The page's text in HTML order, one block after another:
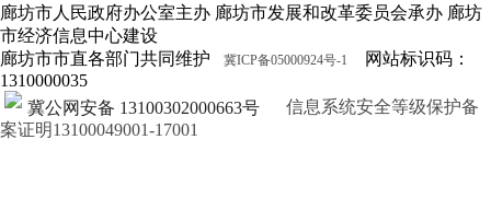
廊坊市人民政府办公室主办 廊坊市发展和改革委员会承办 廊坊
市经济信息中心建设
廊坊市市直各部门共同维护
冀ICP备05000924号-1
网站标识码：
1310000035
冀公网安备 13100302000663号
信息系统安全等级保护备
案证明13100049001-17001